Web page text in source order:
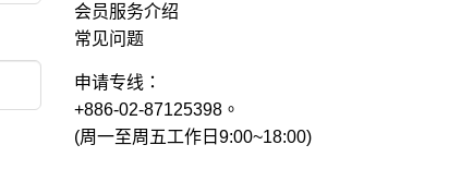
会员服务介绍
常见问题
申请专线：
+886-02-87125398。
(周一至周五工作日9:00~18:00)